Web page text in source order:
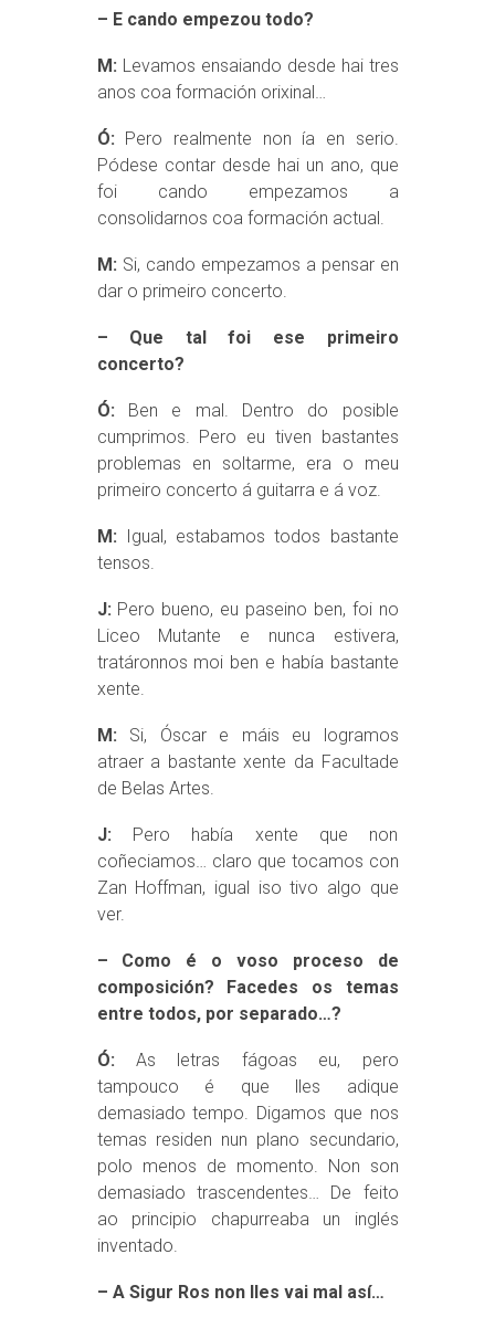
– E cando empezou todo?
M: Levamos ensaiando desde hai tres
anos coa formación orixinal…
Ó: Pero realmente non ía en serio.
Pódese contar desde hai un ano, que
foi cando empezamos a
consolidarnos coa formación actual.
M: Si, cando empezamos a pensar en
dar o primeiro concerto.
– Que tal foi ese primeiro
concerto?
Ó: Ben e mal. Dentro do posible
cumprimos. Pero eu tiven bastantes
problemas en soltarme, era o meu
primeiro concerto á guitarra e á voz.
M: Igual, estabamos todos bastante
tensos.
J: Pero bueno, eu paseino ben, foi no
Liceo Mutante e nunca estivera,
tratáronnos moi ben e había bastante
xente.
M: Si, Óscar e máis eu logramos
atraer a bastante xente da Facultade
de Belas Artes.
J: Pero había xente que non
coñeciamos… claro que tocamos con
Zan Hoffman, igual iso tivo algo que
ver.
– Como é o voso proceso de
composición? Facedes os temas
entre todos, por separado…?
Ó: As letras fágoas eu, pero
tampouco é que lles adique
demasiado tempo. Digamos que nos
temas residen nun plano secundario,
polo menos de momento. Non son
demasiado trascendentes… De feito
ao principio chapurreaba un inglés
inventado.
– A Sigur Ros non lles vai mal así…